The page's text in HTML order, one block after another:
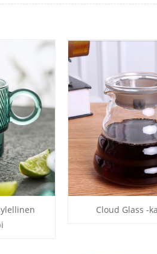
Cloud Glass -